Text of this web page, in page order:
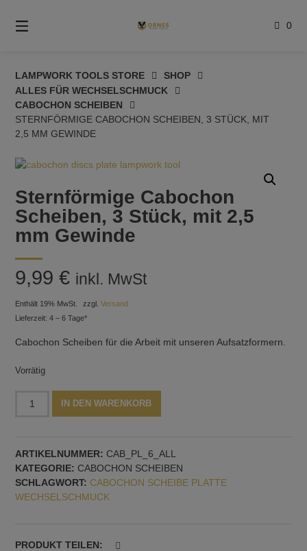
zum
Inhalt
0
LAMPWORK TOOLS STORE
SHOP
ALLES FÜR WECHSELSCHMUCK
CABOCHON SCHEIBEN
STERNFÖRMIGE CABOCHON SCHEIBEN, 3 STÜCK, MIT
2,5 MM GEWINDE
Sternförmige Cabochon
Scheiben, 3 Stück, mit 2,5
mm Gewinde
9,99€ inkl. MwSt
Enthält 19% MwSt. zzgl.Versand
Lieferzeit: 4 – 6 Tage*
Cabochon Scheiben für die Arbeit mit unseren Aufsatzformern.
Vorrätig
Stück,
mit
2,5
mm
IN DEN WARENKORB
ARTIKELNUMMER: CAB_PL_6_ALL
KATEGORIE: CABOCHON SCHEIBEN
SCHLAGWORT: CABOCHON SCHEIBE PLATTE
WECHSELSCHMUCK
PRODUKT TEILEN: